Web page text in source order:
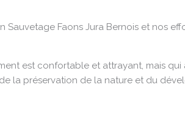
Sauvetage Faons Jura Bernois et nos
est confortable et attrayant, mais qui
la préservation de la nature et du